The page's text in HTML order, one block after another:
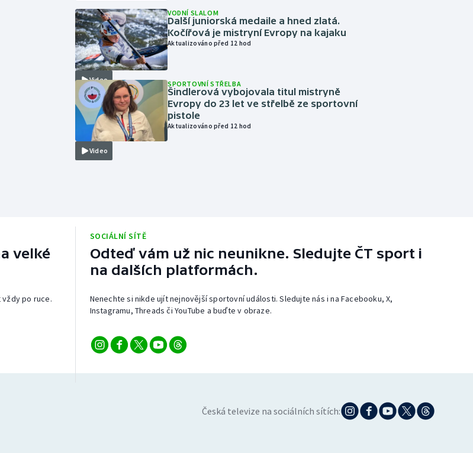
Video
VODNÍ SLALOM
Další juniorská medaile a hned zlatá.
Kočířová je mistryní Evropy na kajaku
Aktualizováno před 12 hod
Video
SPORTOVNÍ STŘELBA
Šindlerová vybojovala titul mistryně
Evropy do 23 let ve střelbě ze sportovní
pistole
Aktualizováno před 12 hod
velké
vždy po ruce.
SOCIÁLNÍ SÍTĚ
Odteď vám už nic neunikne. Sledujte ČT sport i
na dalších platformách.
Nenechte si nikde ujít nejnovější sportovní události. Sledujte nás i na Facebooku, X,
Instagramu, Threads či YouTube a buďte v obraze.
Česká televize na sociálních sítích: